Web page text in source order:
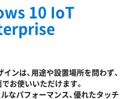
10 IoT
ンは、用途や設置場所を問わず、
お使いいただけます。
なパフォーマンス、優れたタッチ